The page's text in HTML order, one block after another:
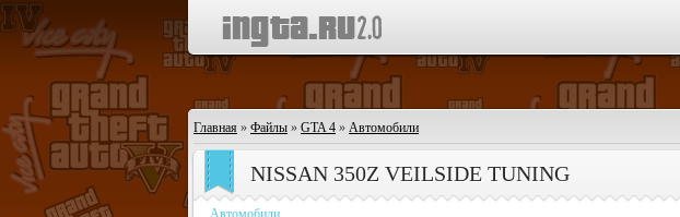
Главная » Файлы » GTA 4 » Автомобили
NISSAN 350Z VEILSIDE TUNING
Автомобили